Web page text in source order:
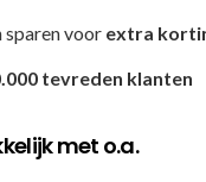
voor extra
tevreden klanten
met o.a.